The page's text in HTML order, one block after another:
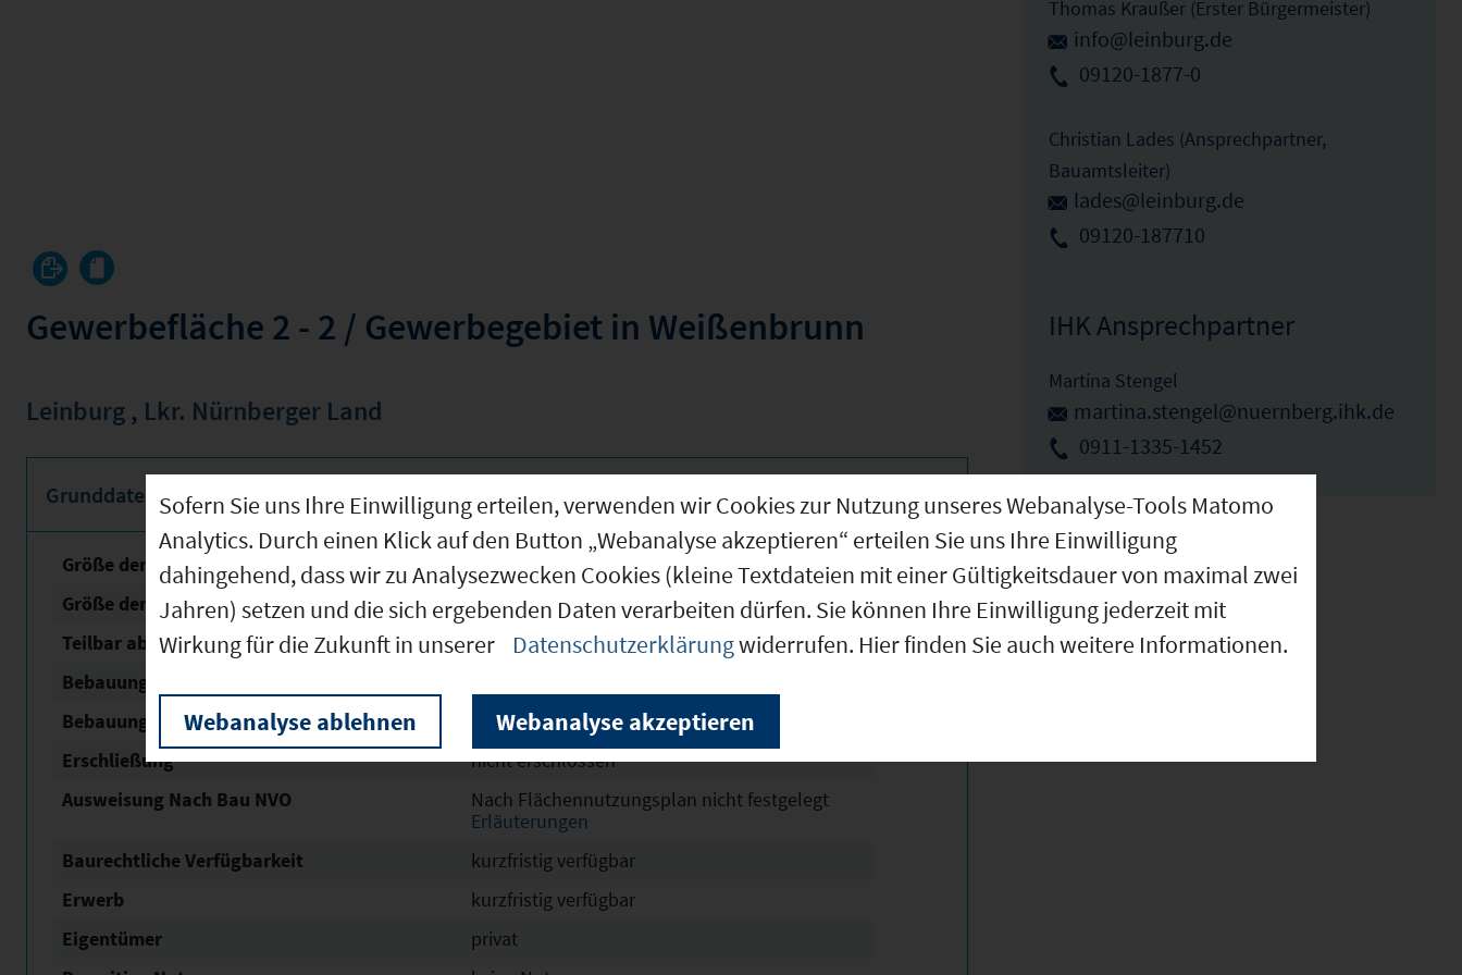
Gewerbefläche 2 - 2 / Gewerbegebiet in Weißenbrunn
Leinburg , Lkr. Nürnberger Land
Grunddaten
Größe der unbebauten Fläche
5.107 m²
Größe der Fläche mit Baurecht
5.107 m²
Teilbar ab
1.000 m²
Bebauungsplan Nr. / Name
Bebauungsplan Status
in Vorbereitung
Erschließung
nicht erschlossen
Ausweisung Nach Bau NVO
Nach Flächennutzungsplan nicht festgelegt
Erläuterungen
Baurechtliche Verfügbarkeit
kurzfristig verfügbar
Erwerb
kurzfristig verfügbar
Eigentümer
privat
Thomas Kraußer (Erster Bürgermeister)
info@leinburg.de
09120-1877-0
Christian Lades (Ansprechpartner,
Bauamtsleiter)
lades@leinburg.de
09120-187710
IHK Ansprechpartner
Martina Stengel
martina.stengel@nuernberg.ihk.de
0911-1335-1452
Sofern Sie uns Ihre Einwilligung erteilen, verwenden wir Cookies zur Nutzung unseres Webanalyse-Tools Matomo
Analytics. Durch einen Klick auf den Button „Webanalyse akzeptieren“ erteilen Sie uns Ihre Einwilligung
dahingehend, dass wir zu Analysezwecken Cookies (kleine Textdateien mit einer Gültigkeitsdauer von maximal zwei
Jahren) setzen und die sich ergebenden Daten verarbeiten dürfen. Sie können Ihre Einwilligung jederzeit mit
Wirkung für die Zukunft in unserer
Datenschutzerklärungwiderrufen. Hier finden Sie auch weitere Informationen.
Webanalyse ablehnen Webanalyse akzeptieren